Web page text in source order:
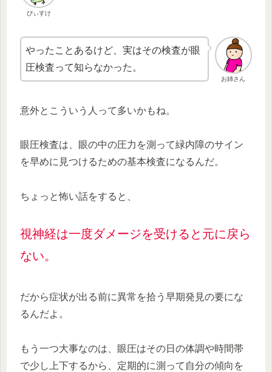
ぴぃすけ
お姉さん
やったことあるけど、実はその検査が眼
圧検査って知らなかった。
意外とこういう人って多いかもね。
眼圧検査は、眼の中の圧力を測って緑内障のサイン
を早めに見つけるための基本検査になるんだ。
ちょっと怖い話をすると、
視神経は一度ダメージを受けると元に戻ら
ない。
だから症状が出る前に異常を拾う早期発見の要にな
るんだよ。
もう一つ大事なのは、眼圧はその日の体調や時間帯
で少し上下するから、定期的に測って自分の傾向を